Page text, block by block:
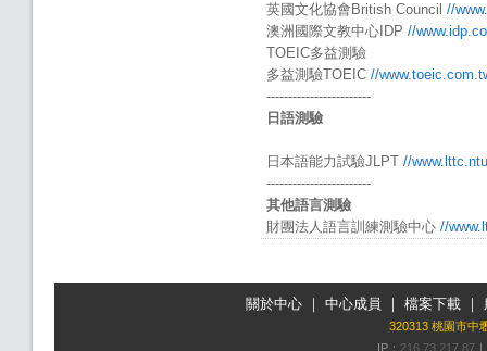
英國文化協會British Council //
澳洲國際文教中心IDP //
TOEIC多益測驗
多益測驗TOEIC //
------------------------
日語測驗
日本語能力試驗JLPT //
------------------------
其他語言測驗
財團法人語言訓練測驗中心 //
關於中心｜ 中心成員 ｜ 檔案下載｜
320313 桃園市中
IP： 216.73.217.87